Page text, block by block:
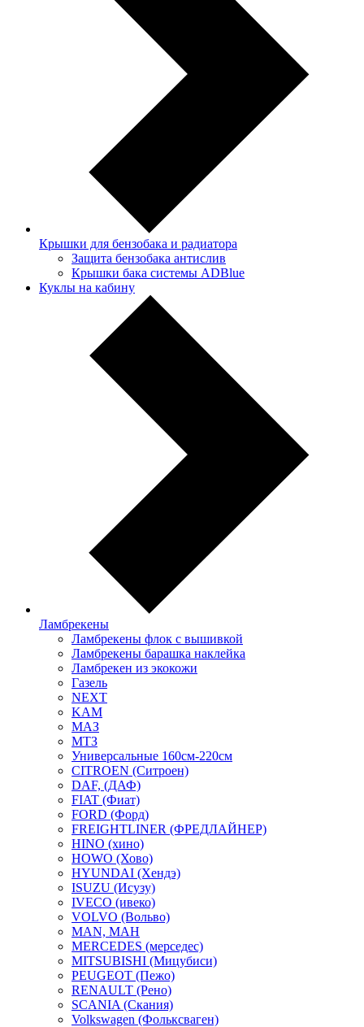
Крышки для бензобака и радиатора
Защита бензобака антислив
Крышки бака системы ADBlue
Куклы на кабину
Ламбрекены
Ламбрекены флок с вышивкой
Ламбрекены барашка наклейка
Ламбрекен из экокожи
Газель
NEXT
KAM
МАЗ
МТЗ
Универсальные 160см-220см
CITROEN (Ситроен)
DAF, (ДАФ)
FIAT (Фиат)
FORD (Форд)
FREIGHTLINER (ФРЕДЛАЙНЕР)
HINO (хино)
HOWO (Хово)
HYUNDAI (Хендэ)
ISUZU (Исузу)
IVECO (ивеко)
VOLVO (Вольво)
MAN, МАН
MERCEDES (мерседес)
MITSUBISHI (Мицубиси)
PEUGEOT (Пежо)
RENAULT (Рено)
SCANIA (Скания)
Volkswagen (Фольксваген)